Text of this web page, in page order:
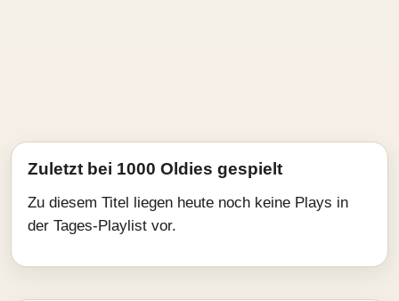
Zuletzt bei 1000 Oldies gespielt
Zu diesem Titel liegen heute noch keine Plays in
der Tages-Playlist vor.